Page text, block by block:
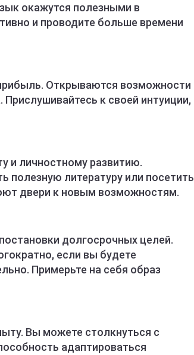
окажутся полезными в
и проводите больше времени
Открываются возможности
к своей интуиции,
и личностному развитию.
полезную литературу или посетить
двери к новым возможностям.
долгосрочных целей.
если вы будете
Примерьте на себя образ
Вы можете столкнуться с
адаптироваться